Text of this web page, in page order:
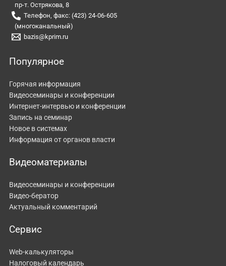
пр-т. Острякова, 8
Телефон, факс: (423) 24-06-605
(многоканальный)
bazis@kprim.ru
Популярное
Горячая информация
Видеосеминары и конференции
Интернет-интервью и конференции
Запись на семинар
Новое в системах
Информация от органов власти
Видеоматериалы
Видеосеминары и конференции
Видео-бератор
Актуальный комментарий
Сервис
Web-калькуляторы
Налоговый календарь